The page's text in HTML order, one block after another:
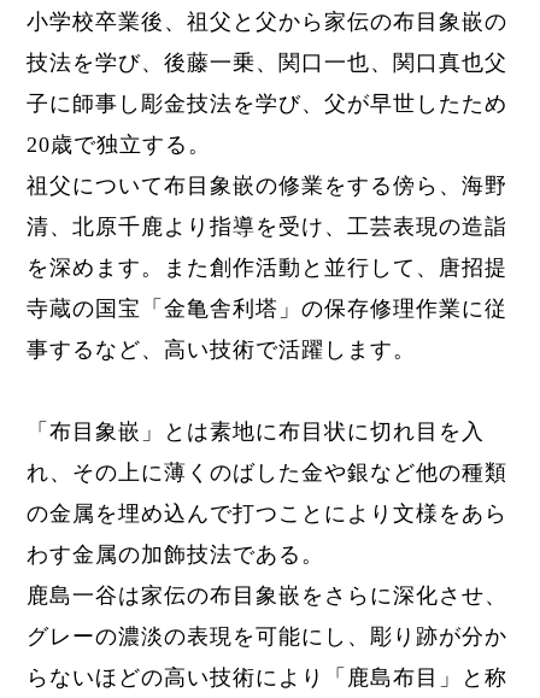
小学校卒業後、祖父と父から家伝の布目象嵌の
技法を学び、後藤一乗、関口一也、関口真也父
子に師事し彫金技法を学び、父が早世したため
20歳で独立する。
祖父について布目象嵌の修業をする傍ら、海野
清、北原千鹿より指導を受け、工芸表現の造詣
を深めます。また創作活動と並行して、唐招提
寺蔵の国宝「金亀舎利塔」の保存修理作業に従
事するなど、高い技術で活躍します。
「布目象嵌」とは素地に布目状に切れ目を入
れ、その上に薄くのばした金や銀など他の種類
の金属を埋め込んで打つことにより文様をあら
わす金属の加飾技法である。
鹿島一谷は家伝の布目象嵌をさらに深化させ、
グレーの濃淡の表現を可能にし、彫り跡が分か
らないほどの高い技術により「鹿島布目」と称